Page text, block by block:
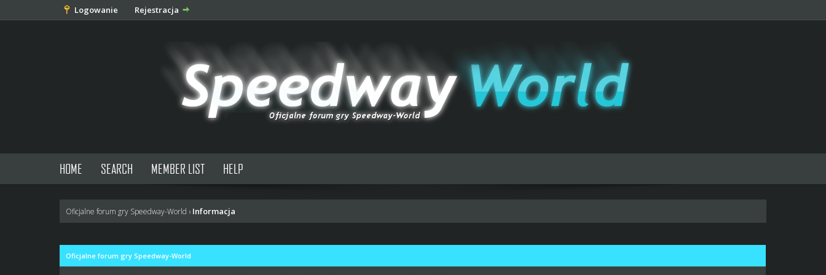
Logowanie Rejestracja
HOME SEARCH MEMBER LIST HELP
Oficjalne forum gry Speedway-World › Informacja
Oficjalne forum gry Speedway-World